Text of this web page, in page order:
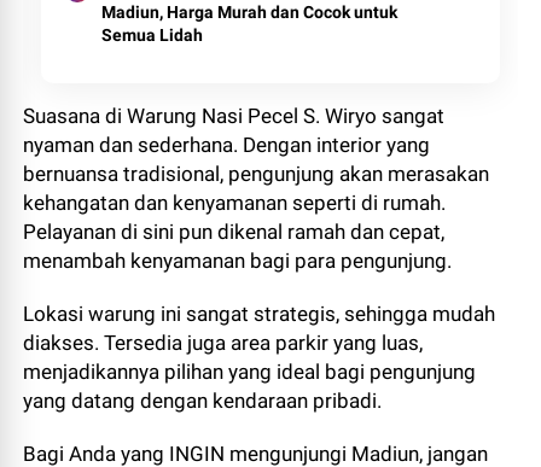
Madiun, Harga Murah dan Cocok untuk
Semua Lidah
Suasana di Warung Nasi Pecel S. Wiryo sangat
nyaman dan sederhana. Dengan interior yang
bernuansa tradisional, pengunjung akan merasakan
kehangatan dan kenyamanan seperti di rumah.
Pelayanan di sini pun dikenal ramah dan cepat,
menambah kenyamanan bagi para pengunjung.
Lokasi warung ini sangat strategis, sehingga mudah
diakses. Tersedia juga area parkir yang luas,
menjadikannya pilihan yang ideal bagi pengunjung
yang datang dengan kendaraan pribadi.
Bagi Anda yang INGIN mengunjungi Madiun, jangan